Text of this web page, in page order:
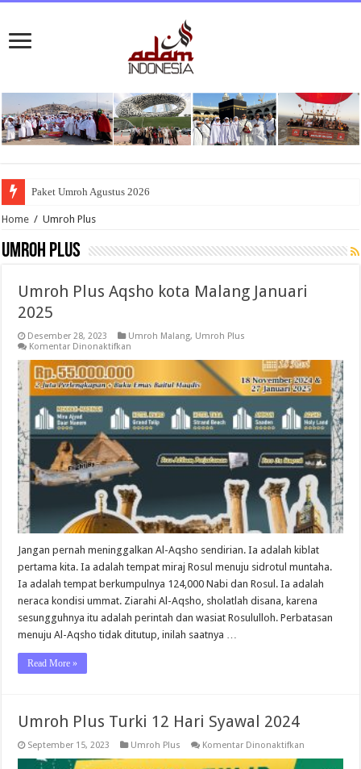
Paket Umroh Agustus 2026
Home / Umroh Plus
Umroh Plus
Umroh Plus Aqsho kota Malang Januari
2025
Desember 28, 2023 Umroh Malang, Umroh Plus
Komentar Dinonaktifkan
Plus
Aqsho
kota
Malang
Januari
2025
Jangan pernah meninggalkan Al-Aqsho sendirian. Ia adalah kiblat
pertama kita. Ia adalah tempat miraj Rosul menuju sidrotul muntaha.
Ia adalah tempat berkumpulnya 124,000 Nabi dan Rosul. Ia adalah
neraca kondisi ummat. Ziarahi Al-Aqsho, sholatlah disana, karena
sesungguhnya itu adalah perintah dan wasiat Rosululloh. Perbatasan
menuju Al-Aqsho tidak ditutup, inilah saatnya …
Read More »
Umroh Plus Turki 12 Hari Syawal 2024
September 15, 2023 Umroh Plus Komentar Dinonaktifkan